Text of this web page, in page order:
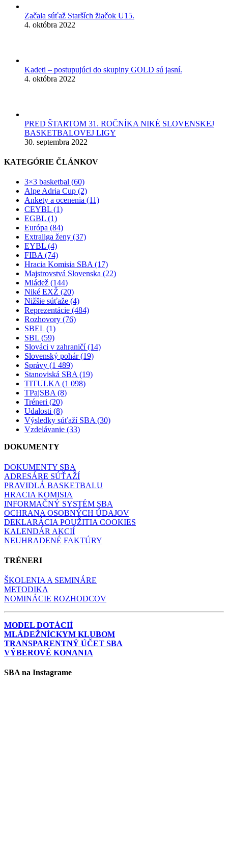
Začala súťaž Starších žiačok U15.
4. októbra 2022
Kadeti – postupujúci do skupiny GOLD sú jasní.
4. októbra 2022
PRED ŠTARTOM 31. ROČNÍKA NIKÉ SLOVENSKEJ
BASKETBALOVEJ LIGY
30. septembra 2022
KATEGÓRIE ČLÁNKOV
3×3 basketbal (60)
Alpe Adria Cup (2)
Ankety a ocenenia (11)
CEYBL (1)
EGBL (1)
Európa (84)
Extraliga ženy (37)
EYBL (4)
FIBA (74)
Hracia Komisia SBA (17)
Majstrovstvá Slovenska (22)
Mládež (144)
Niké EXŽ (20)
Nižšie súťaže (4)
Reprezentácie (484)
Rozhovory (76)
SBEL (1)
SBL (59)
Slováci v zahraničí (14)
Slovenský pohár (19)
Správy (1 489)
Stanoviská SBA (19)
TITULKA (1 098)
TPajSBA (8)
Tréneri (20)
Udalosti (8)
Výsledky súťaží SBA (30)
Vzdelávanie (33)
DOKUMENTY
DOKUMENTY SBA
ADRESÁRE SÚŤAŽÍ
PRAVIDLÁ BASKETBALU
HRACIA KOMISIA
INFORMAČNÝ SYSTÉM SBA
OCHRANA OSOBNÝCH ÚDAJOV
DEKLARÁCIA POUŽITIA COOKIES
KALENDÁR AKCIÍ
NEUHRADENÉ FAKTÚRY
TRÉNERI
ŠKOLENIA A SEMINÁRE
METODIKA
NOMINÁCIE ROZHODCOV
MODEL DOTÁCIÍ
MLÁDEŽNÍCKYM KLUBOM
TRANSPARENTNÝ ÚČET SBA
VÝBEROVÉ KONANIA
SBA na Instagrame